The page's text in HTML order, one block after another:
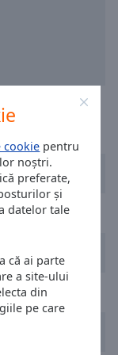
cookie pentru
noștri.
preferate,
și
datelor tale
că ai parte
a site-ului
din
pe care